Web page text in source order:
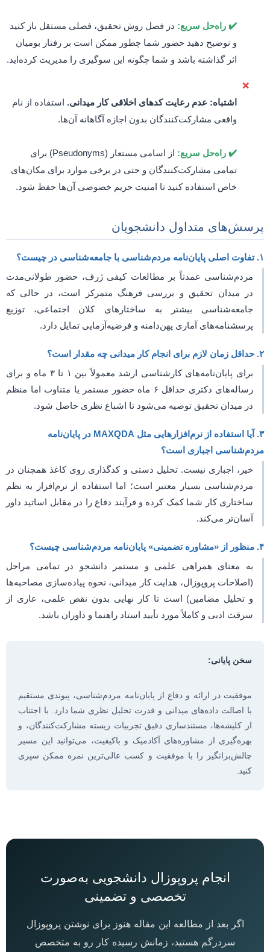
✔️ راه‌حل سریع: در فصل روش تحقیق، فصلی مستقل باز کنید
و توضیح دهید حضور شما چطور ممکن است بر رفتار بومیان
اثر گذاشته باشد و شما چگونه این سوگیری را مدیریت کرده‌اید.
❌
اشتباه: عدم رعایت کدهای اخلاقی کار میدانی. استفاده از نام
واقعی مشارکت‌کنندگان بدون اجازه آگاهانه آن‌ها.
✔️ راه‌حل سریع:
از اسامی مستعار (Pseudonyms) برای
تمامی مشارکت‌کنندگان و حتی در برخی موارد برای مکان‌های
خاص استفاده کنید تا امنیت حریم خصوصی آن‌ها حفظ شود.
پرسش‌های متداول دانشجویان
۱. تفاوت اصلی پایان‌نامه مردم‌شناسی با جامعه‌شناسی در چیست؟
مردم‌شناسی عمدتاً بر مطالعات کیفی ژرف، حضور طولانی‌مدت
در میدان تحقیق و بررسی فرهنگ متمرکز است، در حالی که
جامعه‌شناسی بیشتر به ساختارهای کلان اجتماعی، توزیع
پرسشنامه‌های آماری پهن‌دامنه و فرضیه‌آزمایی تمایل دارد.
۲. حداقل زمان لازم برای انجام کار میدانی چه مقدار است؟
برای پایان‌نامه‌های کارشناسی ارشد معمولاً بین ۱ تا ۳ ماه و برای
رساله‌های دکتری حداقل ۶ ماه حضور مستمر یا متناوب اما منظم
در میدان تحقیق توصیه می‌شود تا اشباع نظری حاصل شود.
۳. آیا استفاده از نرم‌افزارهایی مثل MAXQDA در پایان‌نامه
مردم‌شناسی اجباری است؟
خیر، اجباری نیست. تحلیل دستی و کدگذاری روی کاغذ همچنان در
مردم‌شناسی بسیار معتبر است؛ اما استفاده از نرم‌افزار به نظم
ساختاری کار شما کمک کرده و فرآیند دفاع را در مقابل اساتید داور
آسان‌تر می‌کند.
۴. منظور از «مشاوره تضمینی» پایان‌نامه مردم‌شناسی چیست؟
به معنای همراهی علمی و مستمر دانشجو در تمامی مراحل
(اصلاحات پروپوزال، هدایت کار میدانی، نحوه پیاده‌سازی مصاحبه‌ها
و تحلیل مضامین) است تا کار نهایی بدون نقص علمی، عاری از
سرقت ادبی و کاملاً مورد تأیید استاد راهنما و داوران باشد.
سخن پایانی:
موفقیت در ارائه و دفاع از پایان‌نامه مردم‌شناسی، پیوندی مستقیم
با اصالت داده‌های میدانی و قدرت تحلیل نظری شما دارد. با اجتناب
از کلیشه‌ها، مستندسازی دقیق تجربیات زیسته مشارکت‌کنندگان، و
بهره‌گیری از مشاوره‌های آکادمیک و باکیفیت، می‌توانید این مسیر
چالش‌برانگیز را با موفقیت و کسب عالی‌ترین نمره ممکن سپری
کنید.
انجام پروپوزال دانشجویی به‌صورت
تخصصی و تضمینی
اگر بعد از مطالعه این مقاله هنوز برای نوشتن پروپوزال
سردرگم هستید، زمانش رسیده کار رو به متخصص